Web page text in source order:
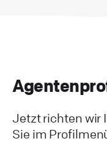
Jetzt richten wir
Sie im